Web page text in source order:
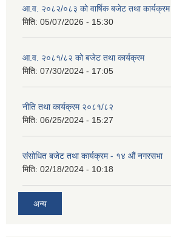
आ.व. २०८२/०८३ को वार्षिक बजेट तथा
मिति: 05/07/2026 - 15:30
आ.व. २०८१/८२ को बजेट तथा कार्यक्रम
मिति: 07/30/2024 - 17:05
नीति तथा कार्यक्रम २०८१/८२
मिति: 06/25/2024 - 15:27
संसोधित बजेट तथा कार्यक्रम - १४ औं नगरसभा
मिति: 02/18/2024 - 10:18
अन्य